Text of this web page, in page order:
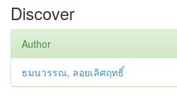
Discover
Author
ธมนวรรณ, ลอยเลิศฤทธิ์